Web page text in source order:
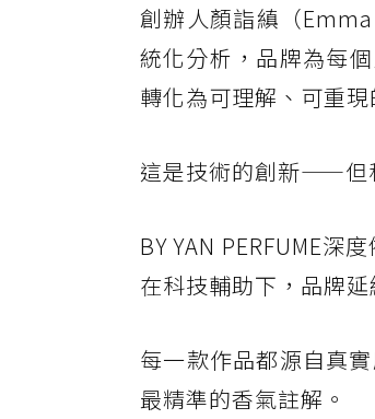
創辦人顏詣縝（
統化分析，品牌為每
轉化為可理解、可重現
這是技術的創新——但
BY YAN PERFUME深
在科技輔助下，品牌
每一款作品都源自真
最精準的香氣註解。